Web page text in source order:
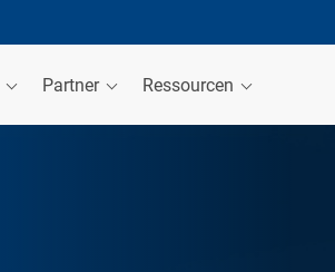
Partner Ressourcen